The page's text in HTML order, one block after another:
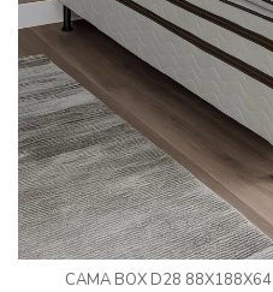
CAMA BOX D28 88X188X64